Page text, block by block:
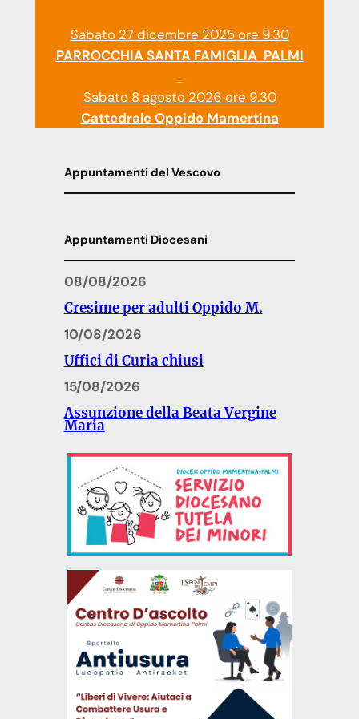
Sabato 27 dicembre 2025 ore 9.30
PARROCCHIA SANTA FAMIGLIA PALMI
Sabato 8 agosto 2026 ore 9.30
Cattedrale Oppido Mamertina
Appuntamenti del Vescovo
Appuntamenti Diocesani
08/08/2026
Cresime per adulti Oppido M.
10/08/2026
Uffici di Curia chiusi
15/08/2026
Assunzione della Beata Vergine
Maria